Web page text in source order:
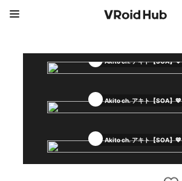
Akito ch. アキト【SOA】💙
Akito ch. アキト【SOA】💙
Akito ch. アキト【SOA】💙